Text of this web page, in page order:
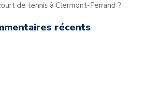
de tennis à Clermont-Ferrand ?
récents